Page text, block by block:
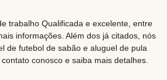
trabalho Qualificada e excelente, entre
informações. Além dos já citados, nós
de futebol de sabão e aluguel de pula
conosco e saiba mais detalhes.